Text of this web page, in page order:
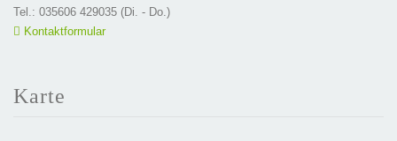
Tel.: 035606 429035 (Di. - Do.)
Kontaktformular
Karte